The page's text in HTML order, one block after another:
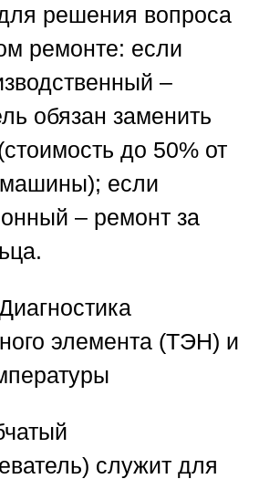
решения вопроса
ремонте: если
–
обязан заменить
до 50% от
если
– ремонт за
элемента (ТЭН) и
служит для